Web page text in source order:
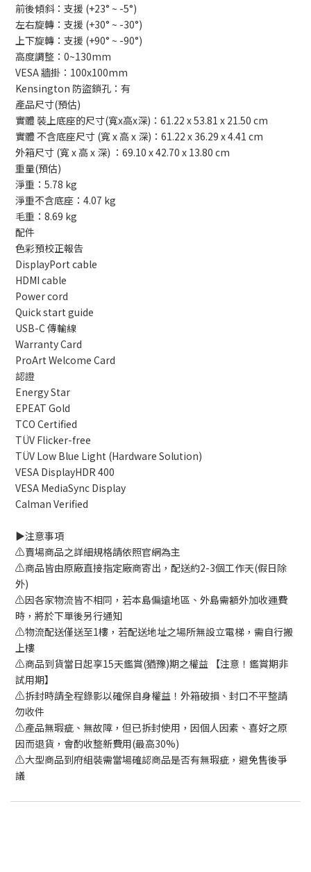
前後傾斜：支援 (+23° ~ -5°)
左右旋轉：支援 (+30° ~ -30°)
上下旋轉：支援 (+90° ~ -90°)
高度調整：0~130mm
VESA 牆掛：100x100mm
Kensington 防盜鎖孔：有
產品尺寸(預估)
實體 裝上底座的尺寸(寬x高x深)：61.22 x 53.81 x 21.50 cm
實體 不含底座尺寸 (寬 x 高 x 深)：61.22 x 36.29 x 4.41 cm
外箱尺寸 (寬 x 高 x 深) ：69.10 x 42.70 x 13.80 cm
重量(預估)
淨重：5.78 kg
淨重不含底座：4.07 kg
毛重：8.69 kg
配件
色彩預校正報告
DisplayPort cable
HDMI cable
Power cord
Quick start guide
USB-C 傳輸線
Warranty Card
ProArt Welcome Card
認證
Energy Star
EPEAT Gold
TCO Certified
TÜV Flicker-free
TÜV Low Blue Light (Hardware Solution)
VESA DisplayHDR 400
VESA MediaSync Display
Calman Verified
▶️注意事項
⚠️賣場商品之詳細規格請依照官網為主
⚠️商品皆由原廠直接指定廠商寄出，配送約2-3個工作天(假日除
外)
⚠️因各家物流皆不相同，若本島偏遠地區、外島需額外加收運費
時，將於下單後另行通知
⚠️物流配送僅送至1樓，若配送地址之場所無設立電梯，需自行搬
上樓
⚠️商品到貨當日起享15天鑑賞(猶豫)期之權益 【注意！鑑賞期非
試用期】
⚠️拆封時請全程錄影以確保自身權益！外箱破損、封口不平整請
勿收件
⚠️產品無瑕疵、無故障，但已拆封使用，因個人因素、喜好之原
因而退貨，會酌收整新費用(最高30%)
⚠️大型商品到府組裝需當場確認商品是否有無瑕疵，避免售後爭
議